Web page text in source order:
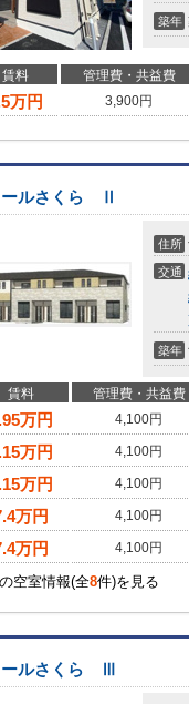
築年
賃料 管理費・共益費
万円 3,900円
ールさくら Ⅱ
住所
交通
築年
賃料 管理費・共益費
万円 4,100円
万円 4,100円
万円 4,100円
万円 4,100円
万円 4,100円
空室情報(全8件)を見る
ールさくら Ⅲ